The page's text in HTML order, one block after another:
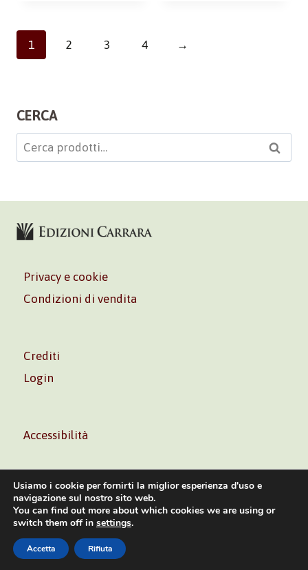
1 2 3 4 →
CERCA
Cerca: Cerca
Privacy e cookie
Condizioni di vendita
Crediti
Login
Accessibilità
Volontè & Co. Srl – P.I. 06181480960 –info@volonte-
Usiamo i cookie per fornirti la miglior esperienza d'uso e
navigazione sul nostro sito web.
You can find out more about which cookies we are using or
switch them off in settings.
Accetta Rifiuta